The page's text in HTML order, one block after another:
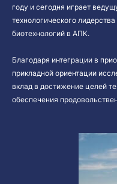
году и сегодня играет
технологического
биотехнологий в АПК.
Благодаря интеграции в
прикладной ориентации
вклад в достижение целей
обеспечения